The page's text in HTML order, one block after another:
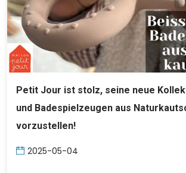
Petit Jour ist stolz, seine neue
und Badespielzeugen aus
vorzustellen!
2025-05-04